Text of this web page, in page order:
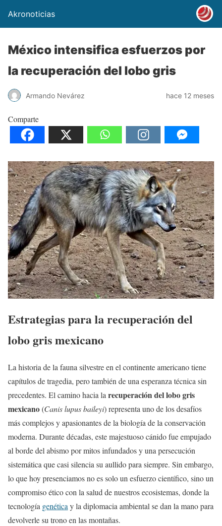
Akronoticias
México intensifica esfuerzos por
la recuperación del lobo gris
Armando Nevárez hace 12 meses
Comparte
Estrategias para la recuperación del
lobo gris mexicano
La historia de la fauna silvestre en el continente americano tiene
capítulos de tragedia, pero también de una esperanza técnica sin
precedentes. El camino hacia la recuperación del lobo gris
mexicano(Canis lupus baileyi) representa uno de los desafíos
más complejos y apasionantes de la biología de la conservación
moderna. Durante décadas, este majestuoso cánido fue empujado
al borde del abismo por mitos infundados y una persecución
sistemática que casi silencia su aullido para siempre. Sin embargo,
lo que hoy presenciamos no es solo un esfuerzo científico, sino un
compromiso ético con la salud de nuestros ecosistemas, donde la
tecnología genética y la diplomacia ambiental se dan la mano para
devolverle su trono en las montañas.